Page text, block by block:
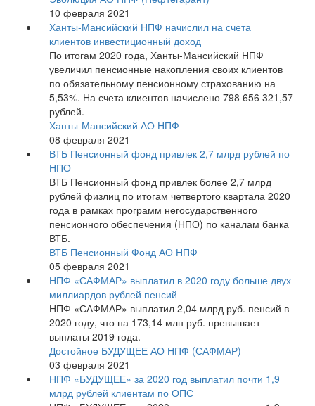
10 февраля 2021
Ханты-Мансийский НПФ начислил на счета
клиентов инвестиционный доход
По итогам 2020 года, Ханты-Мансийский НПФ
увеличил пенсионные накопления своих клиентов
по обязательному пенсионному страхованию на
5,53%. На счета клиентов начислено 798 656 321,57
рублей.
Ханты-Мансийский АО НПФ
08 февраля 2021
ВТБ Пенсионный фонд привлек 2,7 млрд рублей по
НПО
ВТБ Пенсионный фонд привлек более 2,7 млрд
рублей физлиц по итогам четвертого квартала 2020
года в рамках программ негосударственного
пенсионного обеспечения (НПО) по каналам банка
ВТБ.
ВТБ Пенсионный Фонд АО НПФ
05 февраля 2021
НПФ «САФМАР» выплатил в 2020 году больше двух
миллиардов рублей пенсий
НПФ «САФМАР» выплатил 2,04 млрд руб. пенсий в
2020 году, что на 173,14 млн руб. превышает
выплаты 2019 года.
Достойное БУДУЩЕЕ АО НПФ (САФМАР)
03 февраля 2021
НПФ «БУДУЩЕЕ» за 2020 год выплатил почти 1,9
млрд рублей клиентам по ОПС